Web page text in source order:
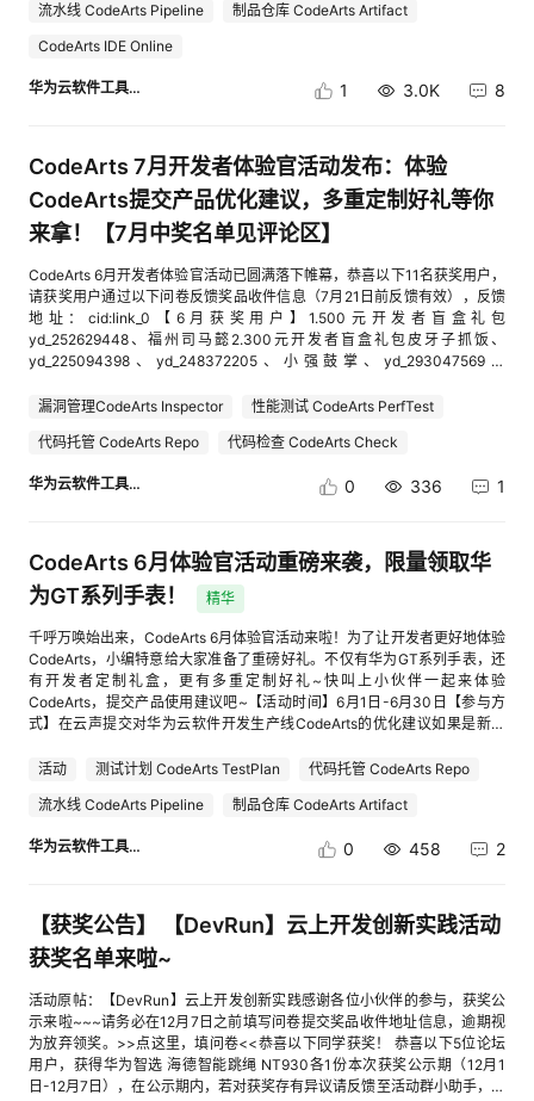
我
的
我
证
实
验
的
收
藏
的
持
我
建
议
动，参与活动即有机会获得开发者礼包！一、 活动时间即日起-2025.5.20
二、 活动流程01 添加小助手微信 → 02 体验CodeArts鸿蒙应用一站式开发
项目 → 03 去云声平台提建议 → 04 获奖公示1. 添加小助手微信，私聊发
送关键词“鸿蒙”进群，后期获奖信息将在群里进行通知。2. 进入CodeArts
首页创建“鸿蒙应用一站式开发项目”示例项目进行体验：cid:link_0（体验步
标题开头，比如【CodeArts鸿蒙体验】建议增加XX/优化XX/刷新导入XX
等。4. 活动结束后，我们将于7个工作日内将获奖名单发到互动群以及本
活动帖的评论区进行公示，请大家到时候关注。三、 奖品设置奖项设置获奖
要求获奖名额激励礼品建议排名奖被采纳功能/缺陷类建议数≥3条5积分榜第
分榜第3-5名，价值100元开发者礼包1份积极参与奖被采纳建议数≥1条10
每人50元开发者礼包1份开发者礼包奖品示例：礼包名称奖品介绍300元开
发者礼包开发者定制双肩包、华为FreeBuds SE 2无线耳机200元开发者礼
包HDC定制渔夫帽、HDC定制挂脖风扇、HDC定制短袖T恤、HDC定制双
肩包100元开发者礼包开发者定制U盘、HDC盲盒冰箱贴50元开发者礼包开
明1、被采纳的建议中，如果是功能/缺陷类的建议积1分，如果是体验类的建
CodeArts鸿蒙应用一站式开发示例项目，非该项目的建议内容不参与此活
明确建议方案，建议附带操作截图或链接等进一步详细说明。4、若出现积
的同一类用户体验问题（包括但不限于错别字、语句不通顺、视觉体验
等），在通过审核后仅算作一条有效建议数。6、如遇库存不足，将替换成
等价值的礼品。
流水线 CodeArts Pipeline
制品仓库 CodeArts Artifact
CodeArts IDE Online
华为云软件工具链 1 3.0K 8
CodeArts 7月开发者体验官活动发布：体验
CodeArts提交产品优化建议，多重定制好礼等你
来拿！【7月中奖名单见评论区】
CodeArts 6月开发者体验官活动已圆满落下帷幕，恭喜以下11名获奖用户，
请获奖用户通过以下问卷反馈奖品收件信息（7月21日前反馈有效），反馈
地址：cid:link_0【6月获奖用户】1.500元开发者盲盒礼包
yd_252629448、福州司马懿2.300元开发者盲盒礼包皮牙子抓饭、
yd_225094398、yd_248372205、小强鼓掌、yd_293047569、
Colin Zhang、yd_255760061说明：部分用户针对同一用户在同一页面
等），在通过审核后仅算作一条有效建议，本次结果中已合并，如有疑问，
表未获得积分；有效建议奖积分第1名的有效建议数量少于20条，因此第1名
动，快叫上小伙伴一起来体验CodeArts，提交产品使用建议吧~【活动时
间】7月1日-7月31日【参与方式】在云声提交对华为云软件开发生产线
CodeArts的优化建议如果是新用户，可以先去免费体验我们的CodeArts~再
来吐槽~免费体验地址：cid:link_2如果是老用户，功能问题？体验不好？就
直接来告诉我们吧~建议提交地址：cid:link_1注意：建议提交时需要在标题
中以“【开发者体验官】”为建议标题开头，比如【开发者体验官】CodeArts
建议增加XX按钮/优化XX流程/刷新导入XX【奖项设置】有效建议总积分第1
名：500元开发者盲盒礼包（有效建议数量不少于15条）有效建议总积分第
2-3名：300元开发者盲盒礼包（有效建议数量不少于10条）有效建议总积
质建议奖：100-200元开发者盲盒礼包（有效建议数量不限，可与其他奖项
提交的有效建议越多，总积分越高。2.高价值优质建议奖1）经内部产品研发
团队评估为高价值优质建议奖的用户，额外奖励100-200元开发者盲盒礼
包/人说明：高价值优质建议要求建议对云产品功能及优化改进有重要作用，
与有效建议积分奖可叠加，每位用户每月最多可获得一次。3.注意事项1）
若出现积分相同且排名一致的情况，结合已实现和已采纳建议情况，会由内
部技术专家选出价值更高的建议用户给予奖励。2）同一用户在同一页面
等），在通过审核后仅算作一条有效建议数3）若发现代他人提交优化建
议，此建议分值只取原分值30%4）兑换礼品以仓库现有礼品为准，不可以
指定，如遇商品缺货，将随机换成其他等价值礼品发放【相关推荐】华为云
CodeArts开发者体验官火热招募中，你是愿意与我们携手共进的小伙伴吗？
欢迎加入华为云CodeArts开发者体验官计划！
漏洞管理CodeArts Inspector
性能测试 CodeArts PerfTest
代码托管 CodeArts Repo
代码检查 CodeArts Check
华为云软件工具链 0 336 1
CodeArts 6月体验官活动重磅来袭，限量领取华
为GT系列手表！
精华
千呼万唤始出来，CodeArts 6月体验官活动来啦！为了让开发者更好地体验
CodeArts，小编特意给大家准备了重磅好礼。不仅有华为GT系列手表，还
有开发者定制礼盒，更有多重定制好礼~快叫上小伙伴一起来体验
CodeArts，提交产品使用建议吧~【活动时间】6月1日-6月30日【参与方
式】在云声提交对华为云软件开发生产线CodeArts的优化建议如果是新用
cid:link_1如果是老用户，功能问题？体验不好？就直接来告诉我们吧~建议
GT2（46mm表盘）曜石黑（有效建议数量不少于20条）有效建议总积分第
分第4-10名：300元开发者盲盒礼包（有效建议数量不少于5条）高价值优
提交的有效建议越多，总积分越高。2.高价值优质建议奖1）经内部产品研发
团队评估为高价值优质建议奖的用户，额外奖励100-200元开发者盲盒礼
包/人说明：高价值优质建议要求建议对云产品功能及优化改进有重要作用，
案，最好有操作截图或链接等能进一步详细描述；高价值建议数量不限，且
与有效建议积分奖可叠加，每位用户每月最多可获得一次。3.注意事项1）
若出现积分相同且排名一致的情况，结合已实现和已采纳建议情况，会由内
部技术专家选出价值更高的建议用户给予奖励。2）同一用户在同一页面
（文档）提出的同一类问题（包括但不限于错别字、语句不通顺、视觉体验
活动 测试计划 CodeArts TestPlan
代码托管 CodeArts Repo
流水线 CodeArts Pipeline
制品仓库 CodeArts Artifact
华为云软件工具链 0 458 2
【获奖公告】 【DevRun】云上开发创新实践活动
获奖名单来啦~
活动原帖：【DevRun】云上开发创新实践感谢各位小伙伴的参与，获奖公
示来啦~~~请务必在12月7日之前填写问卷提交奖品收件地址信息，逾期视
为放弃领奖。>>点这里，填问卷<<恭喜以下同学获奖！ 恭喜以下5位论坛
用户，获得华为智选 海德智能跳绳 NT930各1份本次获奖公示期（12月1
日-12月7日），在公示期内，若对获奖存有异议请反馈至活动群小助手，公